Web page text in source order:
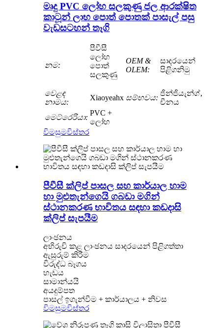
මෘදු PVC ලෝහ සලකුණු ජල ආරක්ෂිත
කාටූන් ලාභ පොත් පොතක් පාසැල් පසු
වැඩසටහන් තෑගි
නම:
පීවීසී
ලෝහ
පොත්
සලකුණු
OEM &
OLEM:
සාදරයෙන්
පිළිගනිමු
වෙළඳ
නාමය:
Xiaoyeahx සම්භවය:
ජින්ජියැන්ග්,
චීනය
මෙට්රෙරියා:
PVC +
ලෝහ
විමසුමවිස්තර
පීවීසී ක්ලිප් පාසල සහ කාර්යාල හාම
හා මුළුතැන්ගෙයි ගබඩා මගින්
ස්ථානකරණ භාවිතය සඳහා කඩදාසි
ක්ලිප් සැපයීම
ලාංඡනය
අභිරුචි කළ ලාංඡනය සාදරයෙන් පිළිගත්තා
ඇසුරුම් කිරීම
විරුද්ධ බෑගය
හැඩය
සාමාන්යයි
අයදුම්පත
පාසල් ඉගැන්වීම + කාර්යාලය + නිවස
විමසුමවිස්තර